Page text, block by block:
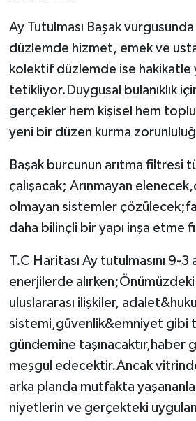
Ay Tutulması Başak
düzlemde hizmet, emek ve
kolektif düzlemde ise hakikatle
tetikliyor.Duygusal bulanıklık
gerçekler hem kişisel hem
yeni bir düzen kurma
Başak burcunun arıtma filtresi
çalışacak; Arınmayan
olmayan sistemler
daha bilinçli bir yapı inşa etme
T.C Haritası Ay tutulmasını 9-3
enerjilerde
uluslararası ilişkiler,
sistemi,güvenlik&emniyet gibi
gündemine taşınacaktır,haber
meşgul edecektir.Ancak
arka planda mutfakta
niyetlerin ve gerçekteki